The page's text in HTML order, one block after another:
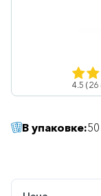
Гинекология
4.5
В упаковке: